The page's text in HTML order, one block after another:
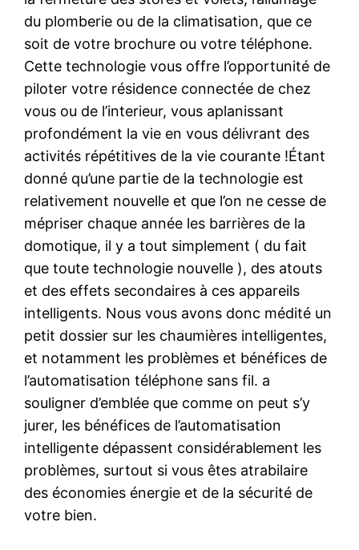
du plomberie ou de la climatisation, que ce
soit de votre brochure ou votre téléphone.
Cette technologie vous offre l’opportunité de
piloter votre résidence connectée de chez
vous ou de l’interieur, vous aplanissant
profondément la vie en vous délivrant des
activités répétitives de la vie courante !Étant
donné qu’une partie de la technologie est
relativement nouvelle et que l’on ne cesse de
mépriser chaque année les barrières de la
domotique, il y a tout simplement ( du fait
que toute technologie nouvelle ), des atouts
et des effets secondaires à ces appareils
intelligents. Nous vous avons donc médité un
petit dossier sur les chaumières intelligentes,
et notamment les problèmes et bénéfices de
l’automatisation téléphone sans fil. a
souligner d’emblée que comme on peut s’y
jurer, les bénéfices de l’automatisation
intelligente dépassent considérablement les
problèmes, surtout si vous êtes atrabilaire
des économies énergie et de la sécurité de
votre bien.